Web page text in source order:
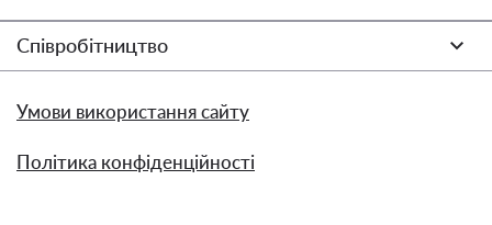
Співробітництво
Умови використання сайту
Політика конфіденційності